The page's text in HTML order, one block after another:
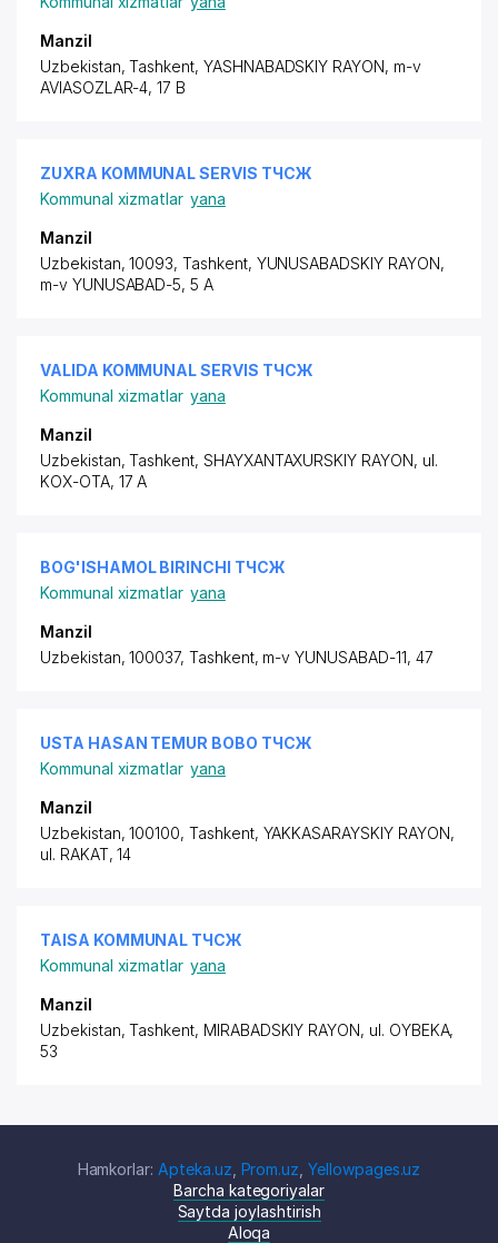
Manzil
Uzbekistan, Tashkent, YASHNABADSKIY RAYON, m-v
AVIASOZLAR-4, 17 B
ZUXRA KOMMUNAL SERVIS ТЧСЖ
Kommunal xizmatlar yana
Manzil
Uzbekistan, 10093, Tashkent, YUNUSABADSKIY RAYON,
m-v YUNUSABAD-5, 5 A
VALIDA KOMMUNAL SERVIS ТЧСЖ
Kommunal xizmatlar yana
Manzil
Uzbekistan, Tashkent, SHAYXANTAXURSKIY RAYON, ul.
KOX-OTA, 17 A
BOG'ISHAMOL BIRINCHI ТЧСЖ
Kommunal xizmatlar yana
Manzil
Uzbekistan, 100037, Tashkent, m-v YUNUSABAD-11, 47
USTA HASAN TEMUR BOBO ТЧСЖ
Kommunal xizmatlar yana
Manzil
Uzbekistan, 100100, Tashkent, YAKKASARAYSKIY RAYON,
ul. RAKAT, 14
TAISA KOMMUNAL ТЧСЖ
Kommunal xizmatlar yana
Manzil
Uzbekistan, Tashkent, MIRABADSKIY RAYON, ul. OYBEKA,
53
Hamkorlar: Apteka.uz Prom.uz ,Yellowpages.uz
Barcha kategoriyalar
Saytda joylashtirish
Aloqa